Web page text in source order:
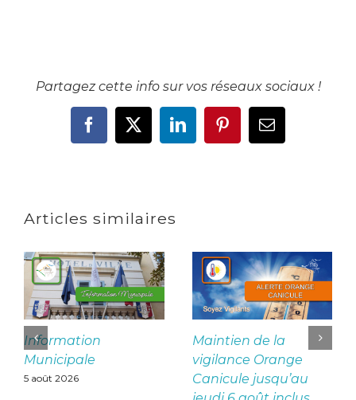
Partagez cette info sur vos réseaux sociaux !
Facebook
X LinkedInPinterestEmail
Articles similaires
Information
Municipale
5 août 2026
Maintien de la
vigilance Orange
Canicule jusqu’au